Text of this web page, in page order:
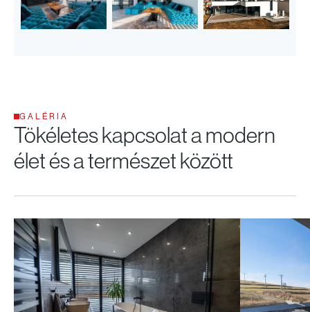
GALÉRIA
Tökéletes kapcsolata modern
élet és a természet között